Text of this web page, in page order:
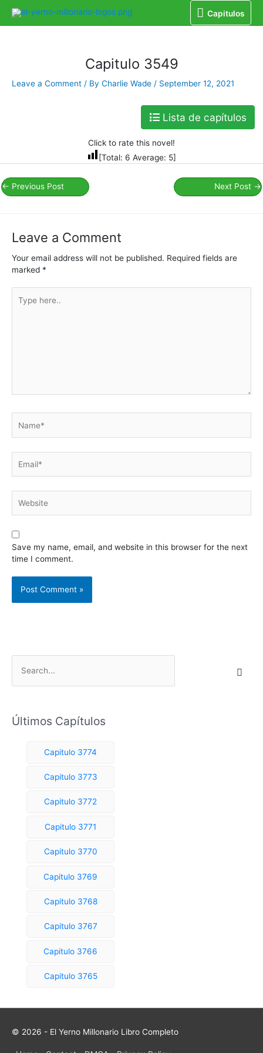
Capitulos
Capitulos
Home Libro Capitulo 3549
Capitulo 3549
Leave a Comment / By Charlie Wade / September 12, 2021
Lista de capítulos
Click to rate this novel!
[Total: 6 Average: 5]
← Previous Post Next Post →
Leave a Comment
Your email address will not be published. Required fields are
marked *
here..
Save my name, email, and website in this browser for the next
time I comment.
c
Últimos Capítulos
Capitulo 3774
Capitulo 3773
Capitulo 3772
Capitulo 3771
Capitulo 3770
Capitulo 3769
Capitulo 3768
Capitulo 3767
Capitulo 3766
Capitulo 3765
© 2026 - El Yerno Millonario Libro Completo